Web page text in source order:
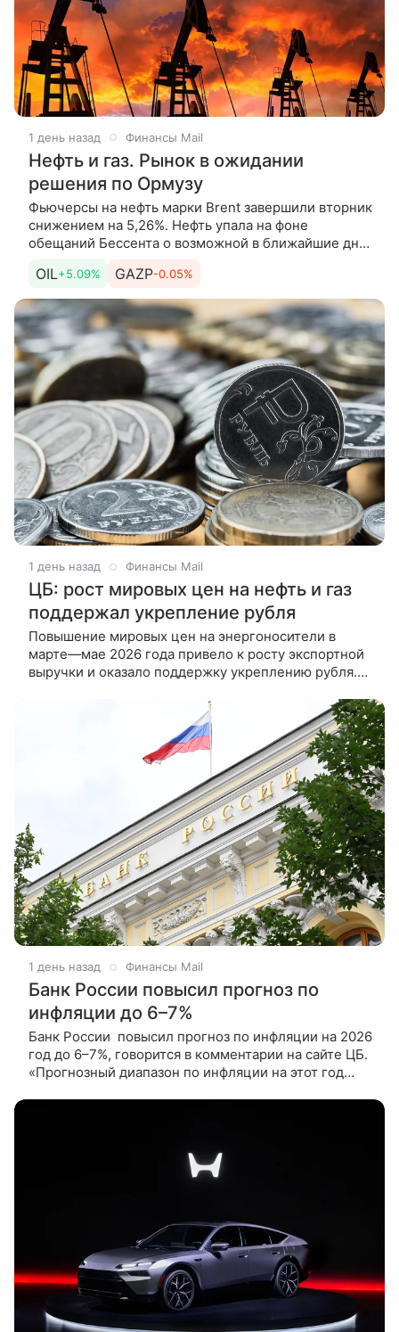
1 день назад Финансы Mail
Нефть и газ. Рынок в ожидании
решения по Ормузу
Фьючерсы на нефть марки Brent завершили вторник
снижением на 5,26%. Нефть упала на фоне
обещаний Бессента о возможной в ближайшие дни
рассказывает Андрей Мамонтов,
OIL+5.09% GAZP-0.05%
1 день назад Финансы Mail
ЦБ: рост мировых цен на нефть и газ
поддержал укрепление рубля
Повышение мировых цен на энергоносители в
марте—мае 2026 года привело к росту экспортной
выручки и оказало поддержку укреплению рубля.
1 день назад Финансы Mail
Банк России повысил прогноз по
инфляции до 6–7%
Банк России повысил прогноз по инфляции на 2026
год до 6–7%, говорится в комментарии на сайте ЦБ.
«Прогнозный диапазон по инфляции на этот год